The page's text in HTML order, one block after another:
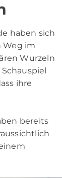
haben sich
Weg im
Wurzeln
ihre
bereits